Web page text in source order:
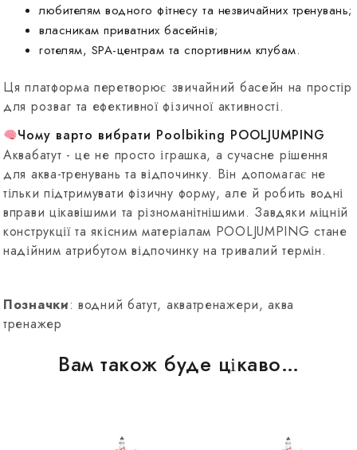
любителям водного фітнесу та незвичайних тренувань;
власникам приватних басейнів;
готелям, SPA-центрам та спортивним клубам.
Ця платформа перетворює звичайний басейн на простір
для розваг та ефективної фізичної активності.
Чому варто вибрати Poolbiking POOLJUMPING
Аквабатут - це не просто іграшка, а сучасне рішення
для аква-тренувань та відпочинку. Він допомагає не
тільки підтримувати фізичну форму, але й робить водні
вправи цікавішими та різноманітнішими. Завдяки міцній
конструкції та якісним матеріалам POOLJUMPING стане
надійним атрибутом відпочинку на тривалий термін.
Позначки: водний батут, акватренажери, аква
тренажер
Вам також буде цікаво…